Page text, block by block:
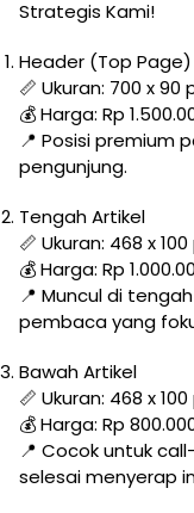
Strategis Kami!
Header (Top Page)
📏 Ukuran: 700 x 90
💰 Harga: Rp
📍 Posisi premium
pengunjung.
Tengah Artikel
📏 Ukuran: 468 x 100
💰 Harga: Rp
📍 Muncul di
pembaca yang
Bawah Artikel
📏 Ukuran: 468 x 100
💰 Harga: Rp
📍 Cocok untuk
selesai menyerap